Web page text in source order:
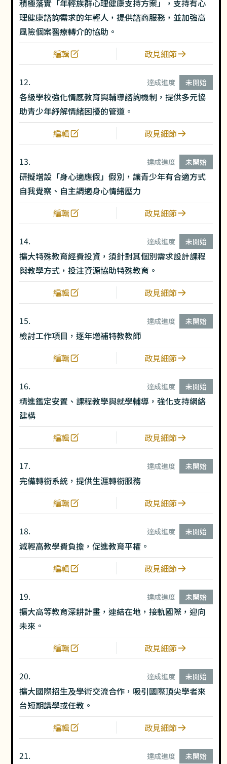
積極落實「年輕族群心理健康支持方案」，支持有心
理健康諮詢需求的年輕人，提供諮商服務，並加強高
風險個案醫療轉介的協助。
編輯
政見細節
12. 達成進度 未開始
各級學校強化情感教育與輔導諮詢機制，提供多元協
助青少年紓解情緒困擾的管道。
編輯
政見細節
13. 達成進度 未開始
研擬增設「身心適應假」假別，讓青少年有合適方式
自我覺察、自主調適身心情緒壓力
編輯
政見細節
14. 達成進度 未開始
擴大特殊教育經費投資，須針對其個別需求設計課程
與教學方式，投注資源協助特殊教育。
編輯
政見細節
15. 達成進度 未開始
檢討工作項目，逐年增補特教教師
編輯
政見細節
16. 達成進度 未開始
精進鑑定安置、課程教學與就學輔導，強化支持網絡
建構
編輯
政見細節
17. 達成進度 未開始
完備轉銜系統，提供生涯轉銜服務
編輯
政見細節
18. 達成進度 未開始
減輕⾼教學費負擔，促進教育平權。
編輯
政見細節
19. 達成進度 未開始
擴大高等教育深耕計畫，連結在地，接軌國際，迎向
未來。
編輯
政見細節
20. 達成進度 未開始
擴大國際招生及學術交流合作，吸引國際頂尖學者來
台短期講學或任教。
編輯
政見細節
21. 達成進度 未開始